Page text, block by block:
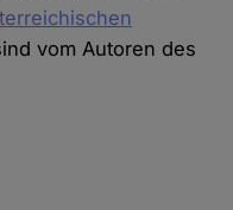
vom Autoren des